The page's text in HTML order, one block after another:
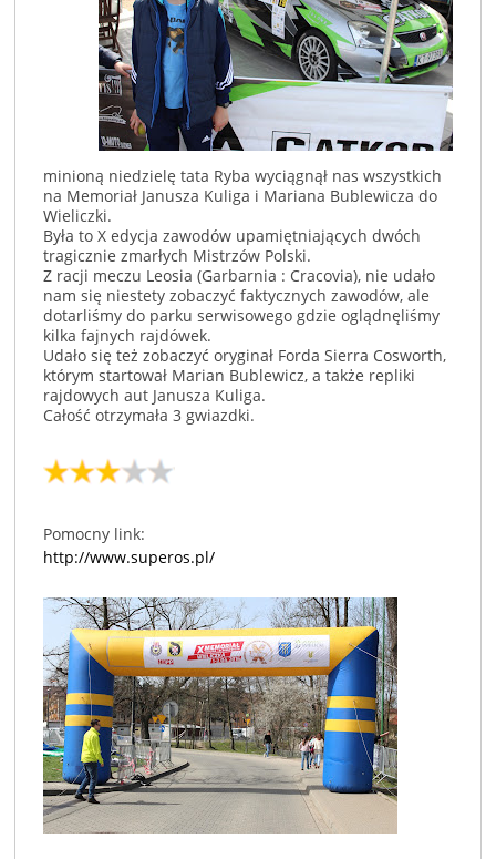
minioną niedzielę tata Ryba wyciągnął nas wszystkich
na Memoriał Janusza Kuliga i Mariana Bublewicza do
Wieliczki.
Była to X edycja zawodów upamiętniających dwóch
tragicznie zmarłych Mistrzów Polski.
Z racji meczu Leosia (Garbarnia : Cracovia), nie udało
nam się niestety zobaczyć faktycznych zawodów, ale
dotarliśmy do parku serwisowego gdzie oglądnęliśmy
kilka fajnych rajdówek.
Udało się też zobaczyć oryginał Forda Sierra Cosworth,
którym startował Marian Bublewicz, a także repliki
rajdowych aut Janusza Kuliga.
Całość otrzymała 3 gwiazdki.
Pomocny link:
http://www.superos.pl/